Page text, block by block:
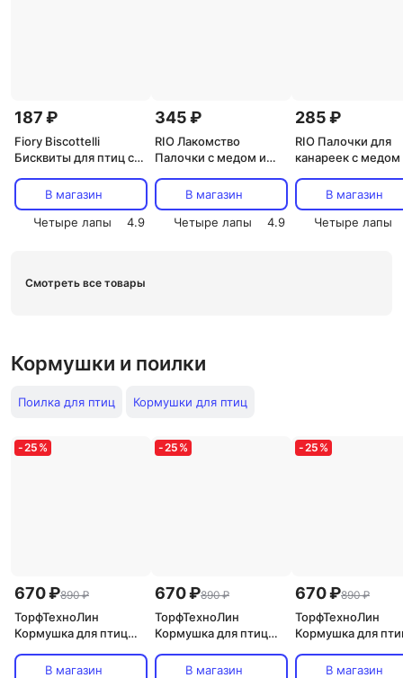
187 ₽
Fiory Biscottelli
Бисквиты для птиц с
В магазин
Четыре лапы
4.9
345 ₽
RIO Лакомство
Палочки с медом и
2х75 гр.В магазин
Четыре лапы
4.9
285 ₽
RIO Палочки для
канареек с медом
2x40 гВ магазин
Четыре лапы
Смотреть все товары
Кормушки и поилки
Поилка для птиц Кормушки для птиц
-25 %
670 ₽890 ₽
ТорфТехноЛин
Кормушка для птиц
Артикул: КП01-О
В магазин
-25 %
670 ₽890 ₽
ТорфТехноЛин
Кормушка для птиц
Артикул: КП01-К
В магазин
-25 %
670 ₽890 ₽
ТорфТехноЛин
Кормушка для
Артикул: КП01-З
В магазин